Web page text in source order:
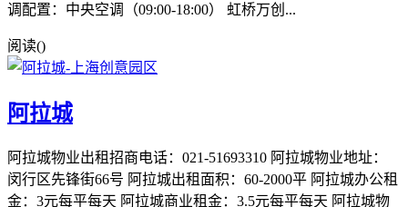
调配置：中央空调（09:00-18:00） 虹桥万创...
阅读()
阿拉城
阿拉城物业出租招商电话：021-51693310 阿拉城物业地址：
闵行区先锋街66号 阿拉城出租面积：60-2000平 阿拉城办公租
金：3元每平每天 阿拉城商业租金：3.5元每平每天 阿拉城物